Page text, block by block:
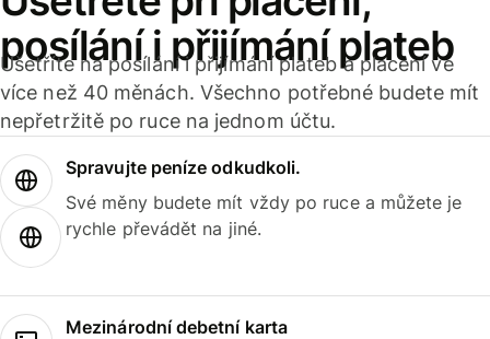
posílání i přijímání plateb
Ušetříte na posílání i přijímání plateb a placení ve
více než 40 měnách. Všechno potřebné budete mít
nepřetržitě po ruce na jednom účtu.
Spravujte peníze odkudkoli.
Své měny budete mít vždy po ruce a můžete je
rychle převádět na jiné.
Mezinárodní debetní karta